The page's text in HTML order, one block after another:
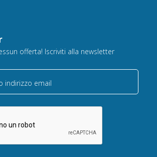
offerta! Iscriviti alla newsletter
indirizzo email